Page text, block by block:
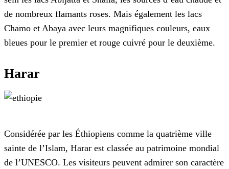
de nombreux flamants roses. Mais également les lacs
Chamo et Abaya avec leurs magnifiques couleurs, eaux
bleues pour le premier et rouge cuivré pour le deuxième.
Harar
Considérée par les Éthiopiens comme la quatrième ville
sainte de l’Islam, Harar est classée au patrimoine mondial
de l’UNESCO. Les visiteurs peuvent admirer son caractère